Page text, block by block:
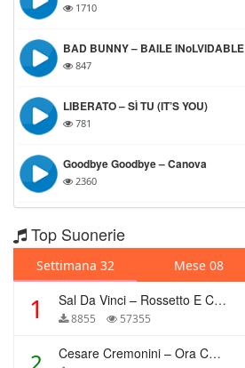
1710
BAD BUNNY – BAILE INoLVIDABLE
847
LIBERATO – SÌ TU (IT’S YOU)
781
Goodbye Goodbye – Canova
2360
Top Suonerie
Settimana 32 Mese 08
1 Sal Da Vinci – Rossetto E Caffè
8855 57355
Cesare Cremonini – Ora Che Non Ho Più Te